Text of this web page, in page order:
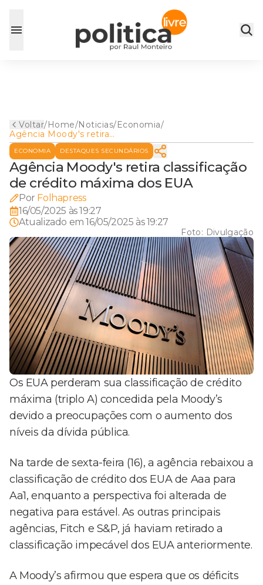
Voltar/Home/Noticias/Economia/
Agência Moody's retira
classificação de crédito
máxima dos EUA
ECONOMIA DESTAQUES SECUNDÁRIOS
Agência Moody's retira classificação
de crédito máxima dos EUA
Por Folhapress
16/05/2025 às 19:27
Atualizado em16/05/2025 às 19:27
Foto: Divulgação
Os EUA perderam sua classificação de crédito
máxima (triplo A) concedida pela Moody’s
devido a preocupações com o aumento dos
níveis da dívida pública.
Na tarde de sexta-feira (16), a agência rebaixou a
classificação de crédito dos EUA de Aaa para
Aa1, enquanto a perspectiva foi alterada de
negativa para estável. As outras principais
agências, Fitch e S&P, já haviam retirado a
classificação impecável dos EUA anteriormente.
A Moody’s afirmou que espera que os déficits